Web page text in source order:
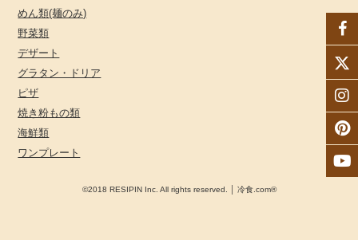
めん類(麺のみ)
野菜類
デザート
グラタン・ドリア
ピザ
焼き粉もの類
海鮮類
ワンプレート
©2018 RESIPIN Inc. All rights reserved. │ 冷食.com®